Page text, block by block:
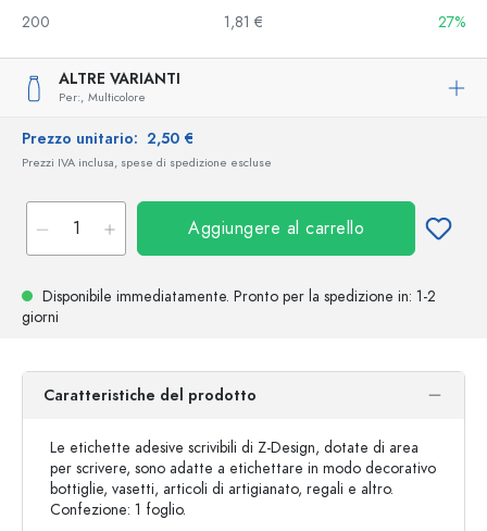
200
1,81 € 27%
ALTRE VARIANTI
Per:, Multicolore
Prezzo unitario: 2,50 €
Prezzi IVA inclusa, spese di spedizione escluse
Aggiungere al carrello
Disponibile immediatamente. Pronto per la spedizione in: 1-2
giorni
Caratteristiche del prodotto
Le etichette adesive scrivibili di Z-Design, dotate di area
per scrivere, sono adatte a etichettare in modo decorativo
bottiglie, vasetti, articoli di artigianato, regali e altro.
Confezione: 1 foglio.